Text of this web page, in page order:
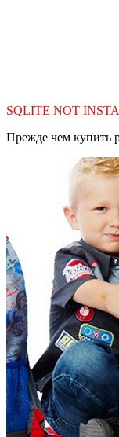
SQLITE NOT
Прежде чем купить